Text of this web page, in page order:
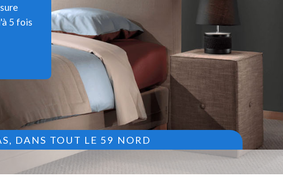
5 fois
DANS TOUT LE 59 NORD